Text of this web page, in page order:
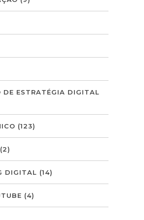
DE ESTRATÉGIA DIGITAL
(123)
(2)
DIGITAL (14)
(4)